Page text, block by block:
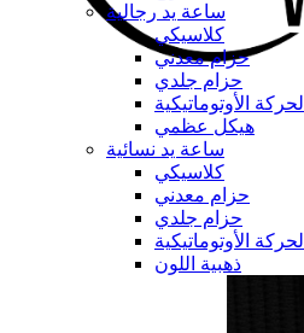
ساعة يد رجالية
كلاسيكي
حزام معدني
حزام جلدي
الحركة الأوتوماتيكية
هيكل عظمي
ساعة يد نسائية
كلاسيكي
حزام معدني
حزام جلدي
الحركة الأوتوماتيكية
ذهبية اللون